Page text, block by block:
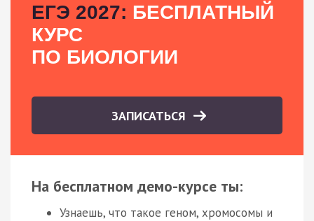
ЕГЭ 2027: БЕСПЛАТНЫЙ
КУРС
ПО БИОЛОГИИ
ЗАПИСАТЬСЯ
На бесплатном демо-курсе ты:
Узнаешь, что такое геном, хромосомы и